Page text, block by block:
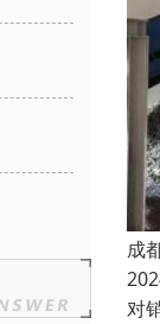
成
对